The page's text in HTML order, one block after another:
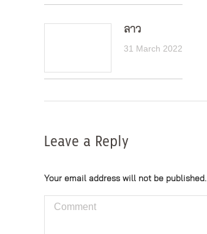
ลาว
31 March 2022
Leave a Reply
Your email address will not be published.
Comment